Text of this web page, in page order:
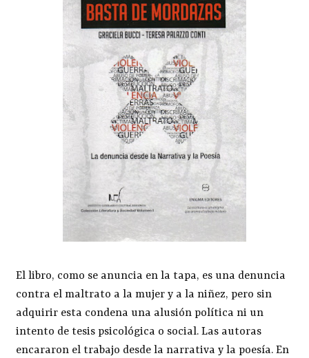
El libro, como se anuncia en la tapa, es una denuncia
contra el maltrato a la mujer y a la niñez, pero sin
adquirir esta condena una alusión política ni un
intento de tesis psicológica o social. Las autoras
encararon el trabajo desde la narrativa y la poesía. En